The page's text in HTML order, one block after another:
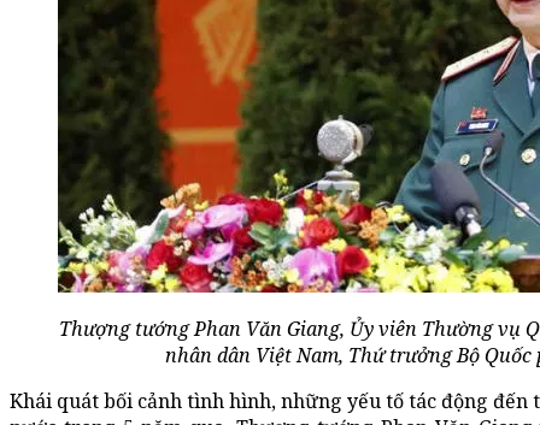
Thượng tướng Phan Văn Giang, Ủy viên Thường vụ
nhân dân Việt Nam, Thứ trưởng Bộ
Khái quát bối cảnh tình hình, những yếu tố tác động